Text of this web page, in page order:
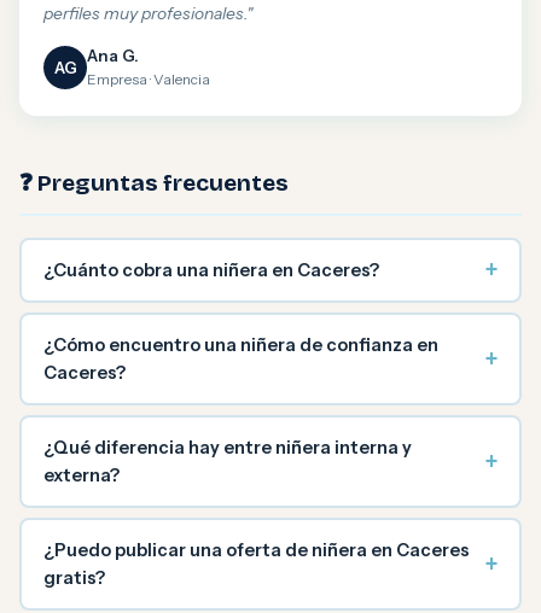
perfiles muy profesionales."
AG
Ana G.
Empresa · Valencia
❓ Preguntas frecuentes
¿Cuánto cobra una niñera en Caceres? +
¿Cómo encuentro una niñera de confianza en
Caceres?
+
¿Qué diferencia hay entre niñera interna y
externa?
+
¿Puedo publicar una oferta de niñera en Caceres
gratis?
+